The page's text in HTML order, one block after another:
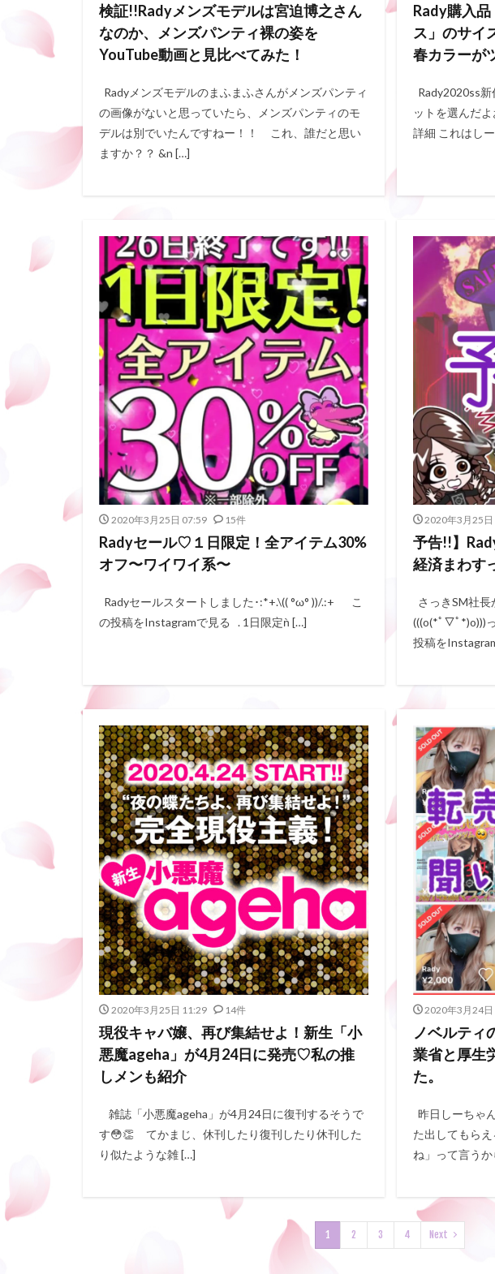
検証!!Radyメンズモデルは宮迫博之さん
なのか、メンズパンティ裸の姿を
YouTube動画と見比べてみた！
Radyメンズモデルのまふまふさんがメンズパンティ
の画像がないと思っていたら、メンズパンティのモ
デルは別でいたんですねー！！ これ、誰だと思い
ますか？？ &n […]
Rady購入
ス」のサイ
春カラーが
Rady2020ss
ットを選んだ
詳細 これはし
2020年3月25日 07:59 15件
Radyセール♡１日限定！全アイテム30%
オフ〜ワイワイ系〜
Radyセールスタートしました･:*+.\(( °ω° ))/.:+ こ
の投稿をInstagramで見る . 1日限定ǹ […]
2020年3月25日
予告!!】
経済まわす
さっきSM社
(((o(*ﾟ▽ﾟ*)o)))
投稿を
2020年3月25日 11:29 14件
現役キャバ嬢、再び集結せよ！新生「小
悪魔ageha」が4月24日に発売♡私の推
しメンも紹介
雑誌「小悪魔ageha」が4月24日に復刊するそうで
す😳👏 てかまじ、休刊したり復刊したり休刊した
り似たような雑 […]
2020年3月24日
ノベルティ
業省と厚生
た。
昨日しーちゃ
た出してもら
ね」って言う
1 2 3 4 Next